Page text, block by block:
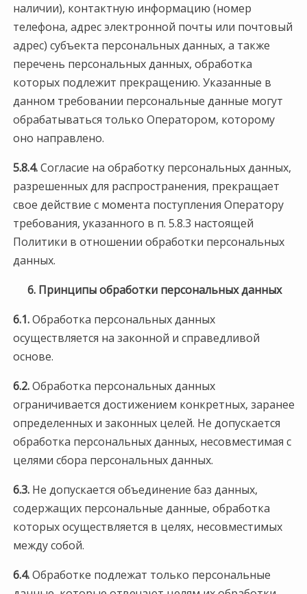
наличии), контактную информацию (номер
телефона, адрес электронной почты или почтовый
адрес) субъекта персональных данных, а также
перечень персональных данных, обработка
которых подлежит прекращению. Указанные в
данном требовании персональные данные могут
обрабатываться только Оператором, которому
оно направлено.
5.8.4.Согласие на обработку персональных данных,
разрешенных для распространения, прекращает
свое действие с момента поступления Оператору
требования, указанного в п. 5.8.3 настоящей
Политики в отношении обработки персональных
данных.
6. Принципы обработки персональных данных
6.1.Обработка персональных данных
осуществляется на законной и справедливой
основе.
6.2.Обработка персональных данных
ограничивается достижением конкретных, заранее
определенных и законных целей. Не допускается
обработка персональных данных, несовместимая с
целями сбора персональных данных.
6.3. Не допускается объединение баз данных,
содержащих персональные данные, обработка
которых осуществляется в целях, несовместимых
между собой.
6.4.Обработке подлежат только персональные